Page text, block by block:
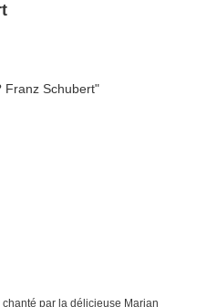
par la délicieuse Marian